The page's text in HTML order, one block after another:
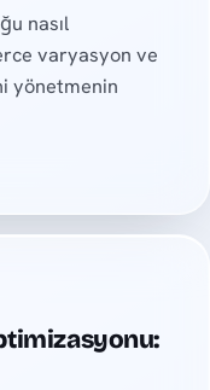
nasıl
varyasyon ve
yönetmenin